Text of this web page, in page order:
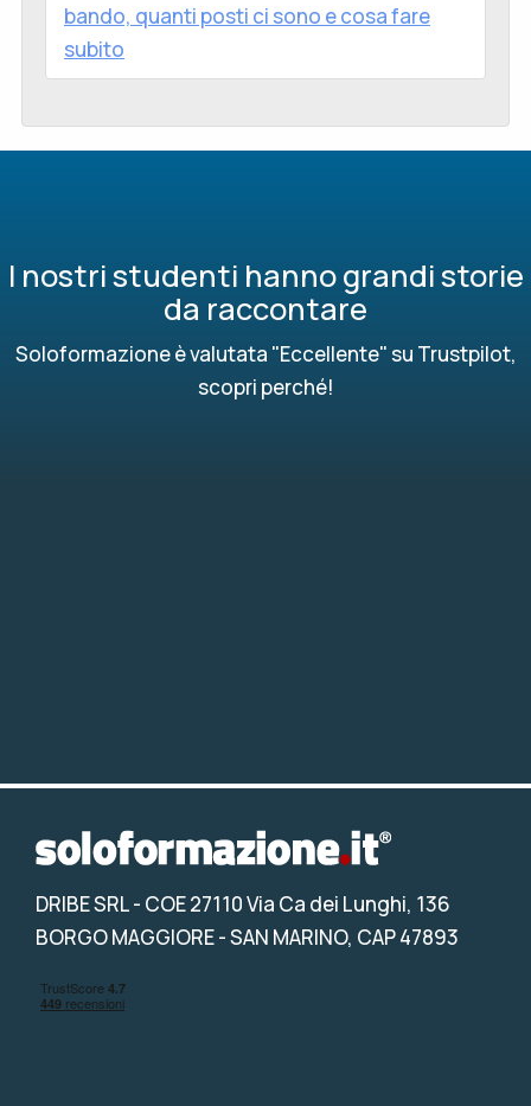
bando, quanti posti ci sono e cosa fare
subito
I nostri studenti hanno grandi storie
da raccontare
Soloformazione è valutata "Eccellente" su Trustpilot,
scopri perché!
DRIBE SRL- COE 27110 Via Ca dei Lunghi, 136
BORGO MAGGIORE - SAN MARINO, CAP 47893